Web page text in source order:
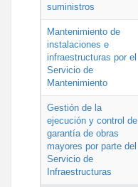
suministros
Mantenimiento de
instalaciones e
infraestructuras por el
Servicio de
Mantenimiento
Gestión de la
ejecución y control de
garantía de obras
mayores por parte del
Servicio de
Infraestructuras